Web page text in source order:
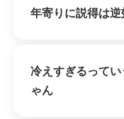
年寄りに説得は逆
冷えすぎるって
ゃん